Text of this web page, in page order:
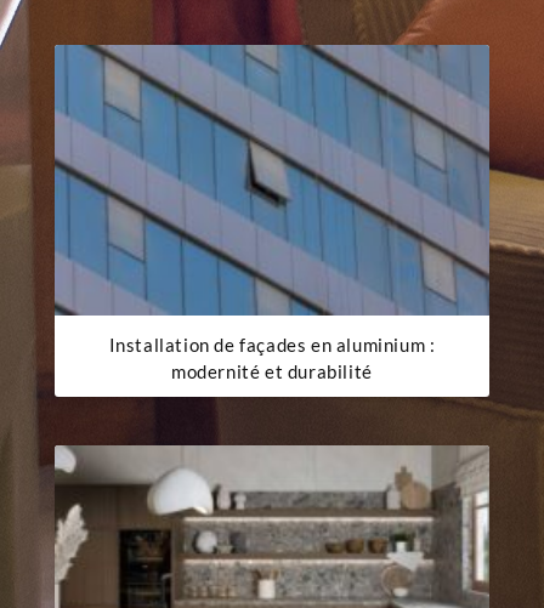
Installation de façades en aluminium :
modernité et durabilité